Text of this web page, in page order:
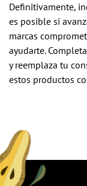
Definitivamente,
es posible si
marcas
ayudarte.
y reemplaza tu
estos productos